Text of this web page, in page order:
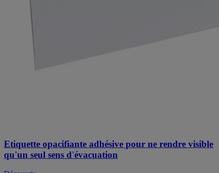
Etiquette opacifiante adhésive pour ne rendre visible
qu'un seul sens d'évacuation